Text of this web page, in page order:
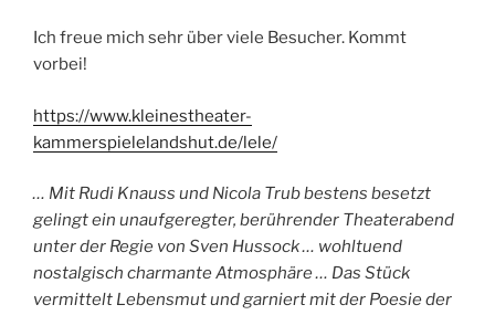
Ich freue mich sehr über viele Besucher. Kommt
vorbei!
https://www.kleinestheater-
kammerspielelandshut.de/lele/
… Mit Rudi Knauss und Nicola Trub bestens besetzt
gelingt ein unaufgeregter, berührender Theaterabend
unter der Regie von Sven Hussock … wohltuend
nostalgisch charmante Atmosphäre … Das Stück
vermittelt Lebensmut und garniert mit der Poesie der